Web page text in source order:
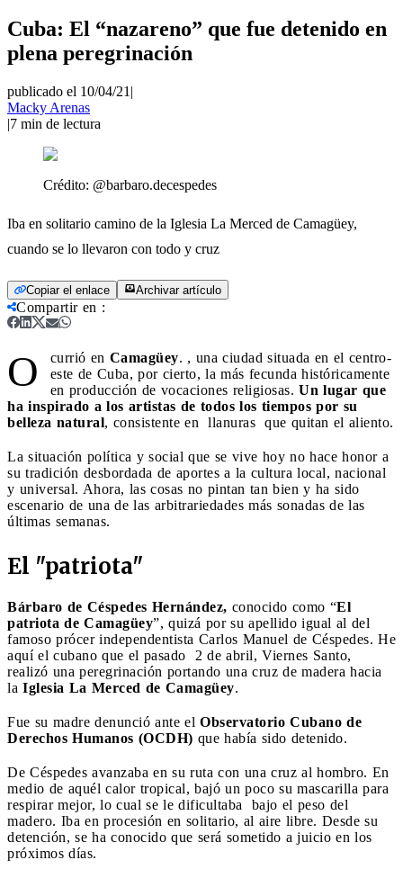
Cuba: El “nazareno” que fue detenido en
plena peregrinación
publicado el 10/04/21 |
Macky Arenas
|7 min de lectura
Crédito: @barbaro.decespedes
Iba en solitario camino de la Iglesia La Merced de Camagüey,
cuando se lo llevaron con todo y cruz
Copiar el enlace Archivar artículo
Compartir en :
O currió en Camagüey. , una ciudad situada en el centro-
este de Cuba, por cierto, la más fecunda históricamente
en producción de vocaciones religiosas. Un lugar que
ha inspirado a los artistas de todos los tiempos por su
belleza natural, consistente en llanuras que quitan el aliento.
La situación política y social que se vive hoy no hace honor a
su tradición desbordada de aportes a la cultura local, nacional
y universal. Ahora, las cosas no pintan tan bien y ha sido
escenario de una de las arbitrariedades más sonadas de las
últimas semanas.
El "patriota"
Bárbaro de Céspedes Hernández, conocido como “El
patriota de Camagüey”, quizá por su apellido igual al del
famoso prócer independentista Carlos Manuel de Céspedes. He
aquí el cubano que el pasado 2 de abril, Viernes Santo,
realizó una peregrinación portando una cruz de madera hacia
la Iglesia La Merced de Camagüey.
Fue su madre denunció ante el Observatorio Cubano de
Derechos Humanos (OCDH) que había sido detenido.
De Céspedes avanzaba en su ruta con una cruz al hombro. En
medio de aquél calor tropical, bajó un poco su mascarilla para
respirar mejor, lo cual se le dificultaba bajo el peso del
madero. Iba en procesión en solitario, al aire libre. Desde su
detención, se ha conocido que será sometido a juicio en los
próximos días.